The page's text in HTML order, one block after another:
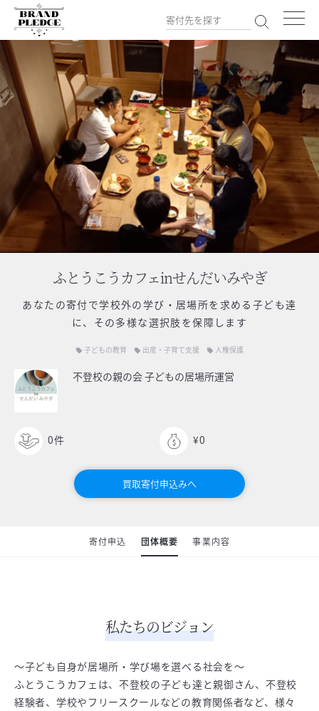
ふとうこうカフェinせんだいみやぎ
あなたの寄付で学校外の学び・居場所を求める子ども達
に、その多様な選択肢を保障します
local_offer 子どもの教育 local_offer 出産・子育て支援 local_offer 人権保護
不登校の親の会 子どもの居場所運営
0件 ¥0
買取寄付申込みへ
寄付申込 団体概要 事業内容
私たちのビジョン
～子ども自身が居場所・学び場を選べる社会を～
ふとうこうカフェは、不登校の子ども達と親御さん、不登校
経験者、学校やフリースクールなどの教育関係者など、様々